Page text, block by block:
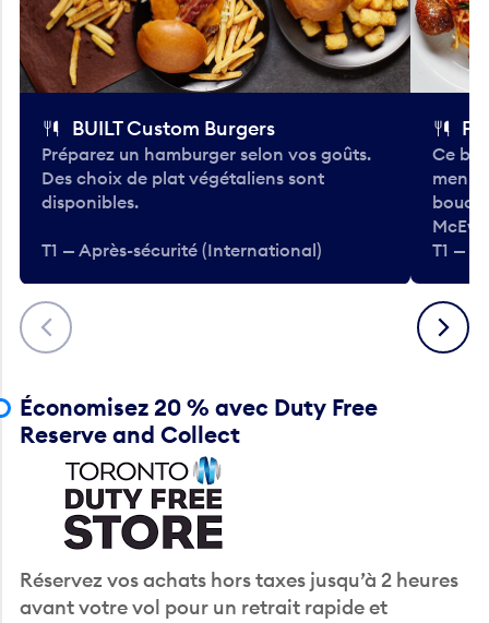
Précédent
BUILT Custom Burgers
Préparez un hamburger selon vos goûts.
Des choix de plat végétaliens sont
disponibles.
T1 — Après-sécurité (International)
Ce
menu
T1 —
Suivant
Économisez 20 % avec Duty Free
Reserve and Collect
Réservez vos achats hors taxes jusqu’à 2 heures
avant votre vol pour un retrait rapide et